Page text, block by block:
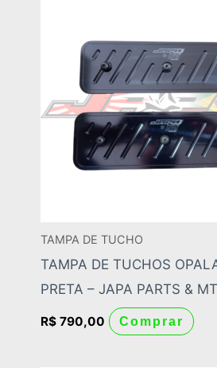
TAMPA DE TUCHO
TAMPA DE TUCHOS
PRETA – JAPA PARTS &
R$ 790,00 Comprar